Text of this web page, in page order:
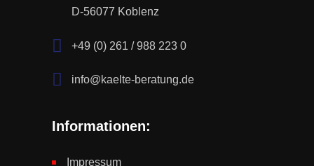
D-56077 Koblenz
+49 (0) 261 / 988 223 0
info@kaelte-beratung.de
Informationen:
Impressum